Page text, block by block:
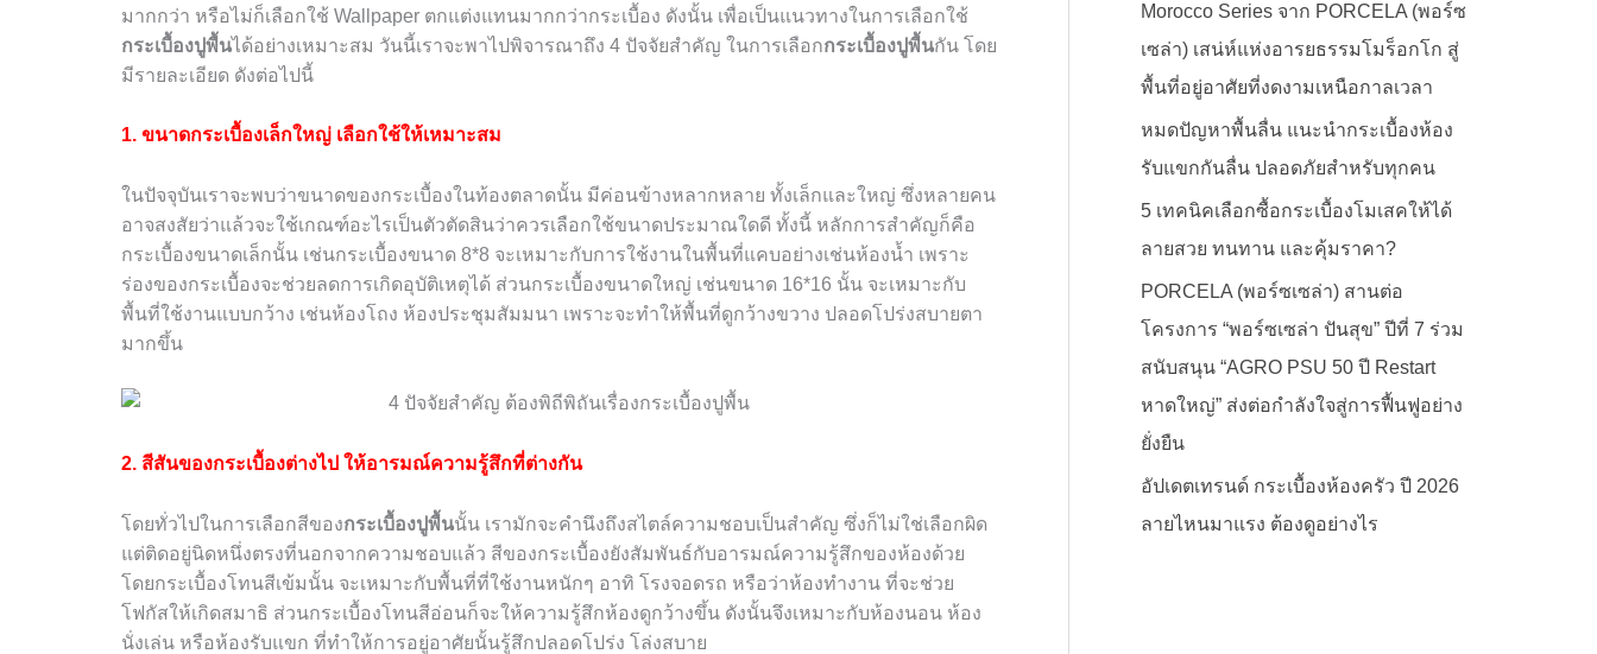
มากกว่า หรือไม่ก็เลือกใช้ Wallpaper ตกแต่งแทนมากกว่ากระเบื้อง ดังนั้น เพื่อเป็นแนวทางในการเลือกใช้
กระเบื้องปูพื้นได้อย่างเหมาะสม วันนี้เราจะพาไปพิจารณาถึง 4 ปัจจัยสำคัญ ในการเลือกกระเบื้องปูพื้นกัน โดย
มีรายละเอียด ดังต่อไปนี้
1. ขนาดกระเบื้องเล็กใหญ่ เลือกใช้ให้เหมาะสม
ในปัจจุบันเราจะพบว่าขนาดของกระเบื้องในท้องตลาดนั้น มีค่อนข้างหลากหลาย ทั้งเล็กและใหญ่ ซึ่งหลายคน
อาจสงสัยว่าแล้วจะใช้เกณฑ์อะไรเป็นตัวตัดสินว่าควรเลือกใช้ขนาดประมาณใดดี ทั้งนี้ หลักการสำคัญก็คือ
กระเบื้องขนาดเล็กนั้น เช่นกระเบื้องขนาด 8*8 จะเหมาะกับการใช้งานในพื้นที่แคบอย่างเช่นห้องน้ำ เพราะ
ร่องของกระเบื้องจะช่วยลดการเกิดอุบัติเหตุได้ ส่วนกระเบื้องขนาดใหญ่ เช่นขนาด 16*16 นั้น จะเหมาะกับ
พื้นที่ใช้งานแบบกว้าง เช่นห้องโถง ห้องประชุมสัมมนา เพราะจะทำให้พื้นที่ดูกว้างขวาง ปลอดโปร่งสบายตา
มากขึ้น
2. สีสันของกระเบื้องต่างไป ให้อารมณ์ความรู้สึกที่ต่างกัน
โดยทั่วไปในการเลือกสีของกระเบื้องปูพื้นนั้น เรามักจะคำนึงถึงสไตล์ความชอบเป็นสำคัญ ซึ่งก็ไม่ใช่เลือกผิด
แต่ติดอยู่นิดหนึ่งตรงที่นอกจากความชอบแล้ว สีของกระเบื้องยังสัมพันธ์กับอารมณ์ความรู้สึกของห้องด้วย
โดยกระเบื้องโทนสีเข้มนั้น จะเหมาะกับพื้นที่ที่ใช้งานหนักๆ อาทิ โรงจอดรถ หรือว่าห้องทำงาน ที่จะช่วย
โฟกัสให้เกิดสมาธิ ส่วนกระเบื้องโทนสีอ่อนก็จะให้ความรู้สึกห้องดูกว้างขึ้น ดังนั้นจึงเหมาะกับห้องนอน ห้อง
นั่งเล่น หรือห้องรับแขก ที่ทำให้การอยู่อาศัยนั้นรู้สึกปลอดโปร่ง โล่งสบาย
Morocco Series จาก PORCELA (พอร์ซ
เซล่า) เสน่ห์แห่งอารยธรรมโมร็อกโก สู่
พื้นที่อยู่อาศัยที่งดงามเหนือกาลเวลา
หมดปัญหาพื้นลื่น แนะนำกระเบื้องห้อง
รับแขกกันลื่น ปลอดภัยสำหรับทุกคน
5 เทคนิคเลือกซื้อกระเบื้องโมเสคให้ได้
ลายสวย ทนทาน และคุ้มราคา?
PORCELA (พอร์ซเซล่า) สานต่อ
โครงการ “พอร์ซเซล่า ปันสุข” ปีที่ 7 ร่วม
สนับสนุน “AGRO PSU 50 ปี Restart
หาดใหญ่” ส่งต่อกำลังใจสู่การฟื้นฟูอย่าง
ยั่งยืน
อัปเดตเทรนด์ กระเบื้องห้องครัว ปี 2026
ลายไหนมาแรง ต้องดูอย่างไร